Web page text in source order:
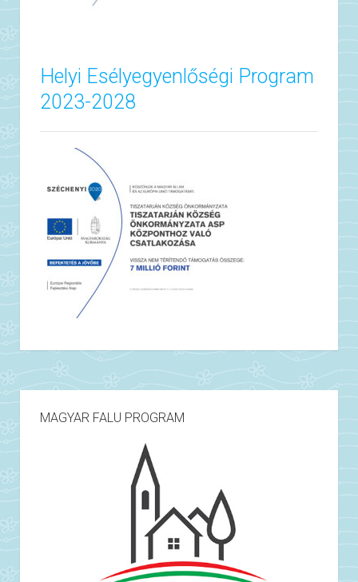
Helyi Esélyegyenlőségi Program
2023-2028
MAGYAR FALU PROGRAM